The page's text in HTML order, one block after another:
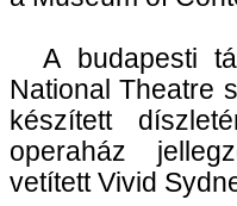
A budapesti
National Theatre
készített
operaház
vetített Vivid